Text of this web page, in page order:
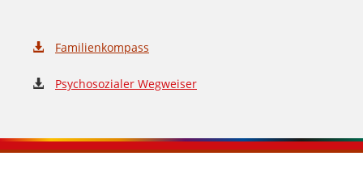
Familienkompass
Psychosozialer Wegweiser